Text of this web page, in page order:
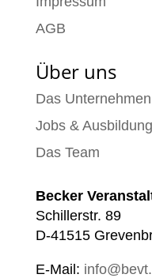
AGB
Über uns
Das Unternehmen
Jobs & Ausbildung
Das Team
Becker
Schillerstr. 89
D-41515
E-Mail: